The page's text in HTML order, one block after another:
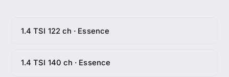
1.4 TSI 122 ch · Essence
1.4 TSI 140 ch · Essence